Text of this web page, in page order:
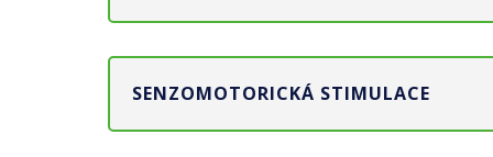
SENZOMOTORICKÁ STIMULACE